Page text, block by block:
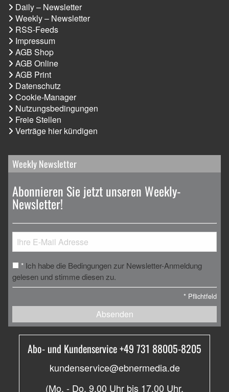
Daily – Newsletter
Weekly – Newsletter
RSS-Feeds
Impressum
AGB Shop
AGB Online
AGB Print
Datenschutz
Cookie-Manager
Nutzungsbedingungen
Freie Stellen
Verträge hier kündigen
Weekly Newsletter
Abonnieren Sie jetzt unseren Weekly-
Newsletter!
* Ich habe die Bedingungen zur Newsletter-Anmeldung
gelesen und stimme diesen zu.
* Pflichtfeld
Absenden
Abo- und Kundenservice +49 731 88005-8205
kundenservice@ebnermedia.de
(Mo. - Do. 9.00 Uhr bis 17.00 Uhr,